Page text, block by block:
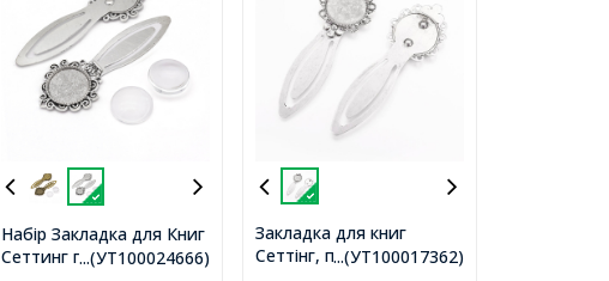
...(УТ100024666)
Набір Закладка для Книг
Сеттинг під Кабошон
...(УТ100017362)
Закладка для книг
Сеттінг, під Кабошон,